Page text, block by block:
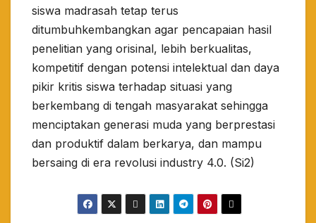
siswa madrasah tetap terus
ditumbuhkembangkan agar pencapaian hasil
penelitian yang orisinal, lebih berkualitas,
kompetitif dengan potensi intelektual dan daya
pikir kritis siswa terhadap situasi yang
berkembang di tengah masyarakat sehingga
menciptakan generasi muda yang berprestasi
dan produktif dalam berkarya, dan mampu
bersaing di era revolusi industry 4.0. (Si2)